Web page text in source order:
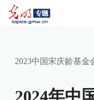
2023中国宋庆龄基金
2024年中